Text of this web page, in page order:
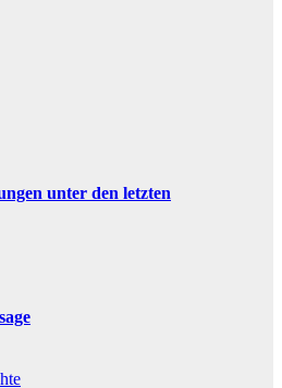
unter den letzten